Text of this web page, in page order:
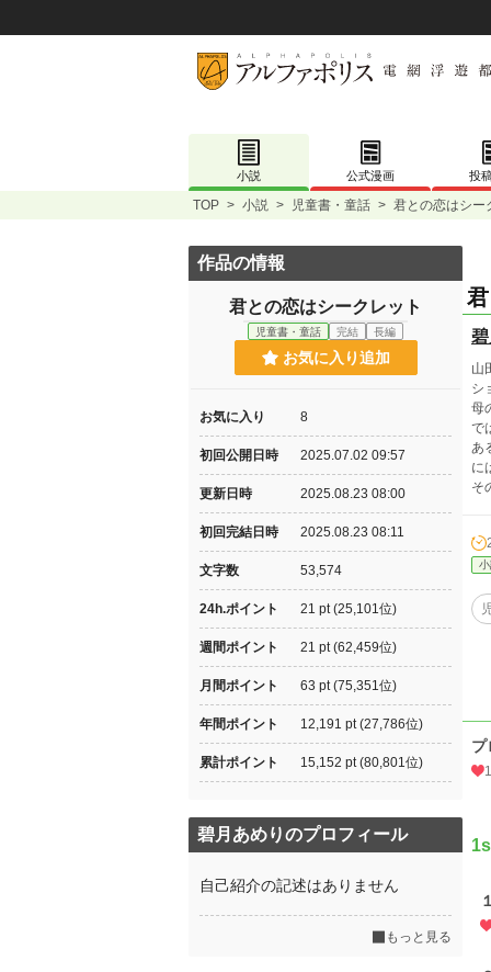
小説 公式漫画 投
TOP > 小説 > 児童書・童話 > 君との恋はシー
山
シ
母
で
あ
に
そ
プ
作品の情報
君との恋はシークレット
児童書・童話 完結 長編
お気に入り追加
お気に入り 8
初回公開日時 2025.07.02 09:57
更新日時 2025.08.23 08:00
初回完結日時 2025.08.23 08:11
文字数 53,574
24h.ポイント 21 pt (25,101位)
週間ポイント 21 pt (62,459位)
月間ポイント 63 pt (75,351位)
年間ポイント 12,191 pt (27,786位)
累計ポイント 15,152 pt (80,801位)
碧月あめりのプロフィール
自己紹介の記述はありません
もっと見る